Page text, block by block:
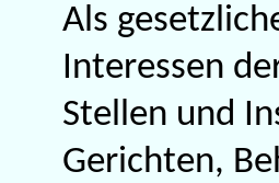
Als
Interessen
Stellen und
Gerichten,